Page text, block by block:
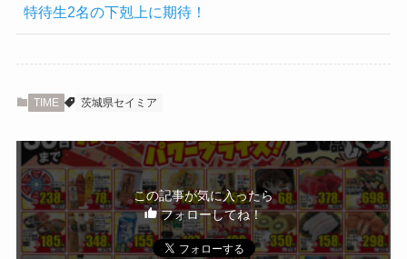
特待生2名の下剋上に期待！
TIME 茨城県セイミア
この記事が気に入ったら
フォローしてね！